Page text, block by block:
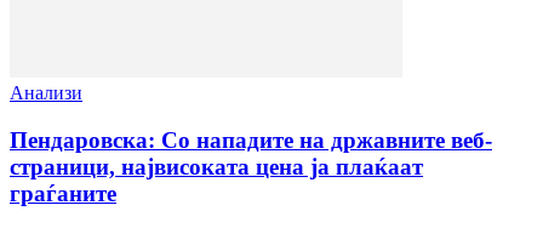
Анализи
Пендаровска: Со нападите на државните веб-
страници, највисоката цена ја плаќаат
граѓаните